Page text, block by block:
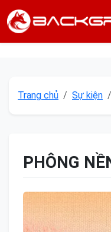
Trang chủ Sự kiện
PHÔNG